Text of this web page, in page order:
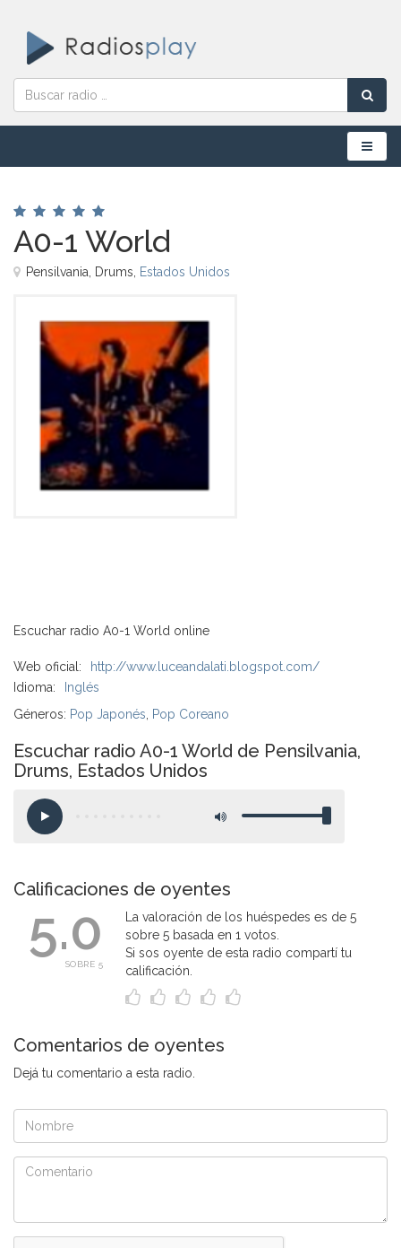
Menú
A0-1 World
Pensilvania, Drums, Estados Unidos
Escuchar radio A0-1 World online
Web oficial:
http://www.luceandalati.blogspot.com/
Idioma:
Inglés
Géneros: Pop Japonés Pop Coreano
Escuchar radio A0-1 World de Pensilvania,
Drums, Estados Unidos
Calificaciones de oyentes
5.0
SOBRE 5
La valoración de los huéspedes es de 5
sobre 5 basada en 1 votos.
Si sos oyente de esta radio compartí tu
calificación.
Comentarios de oyentes
Dejá tu comentario a esta radio.